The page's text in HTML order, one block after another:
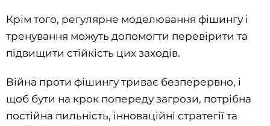
Крім того, регулярне моделювання фішингу і
тренування можуть допомогти перевірити та
підвищити стійкість цих заходів.
Війна проти фішингу триває безперервно, і
щоб бути на крок попереду загрози, потрібна
постійна пильність, інноваційні стратегії та